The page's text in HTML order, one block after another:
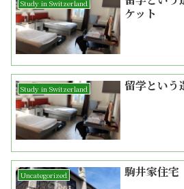
Study in Switzerland
ケット
Study in Switzerland 留学とい
Uncategorized 駒井家住宅